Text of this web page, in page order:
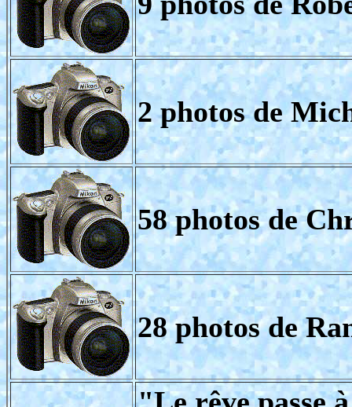
2 photos de
58 photos de
28 photos de